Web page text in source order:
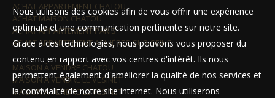
ACHAT APPARTEMENT CHATOU
ACHAT MAISON CHATOU
ACHAT APPARTEMENT PARIS
ACHAT APPARTEMENT ASNIÈRES-SUR-SEINE
MAISON À VENDRE CHATOU
MAISON À VENDRE LE VÉSINET
MAISON À VENDRE LE VÉSINET
Nous utilisons des cookies afin de vous offrir une expérience
optimale et une communication pertinente sur notre site.
Grace à ces technologies, nous pouvons vous proposer du
contenu en rapport avec vos centres d'intérêt. Ils nous
permettent également d'améliorer la qualité de nos services et
la convivialité de notre site internet. Nous utiliserons